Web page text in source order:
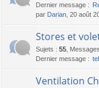
Dernier message :
par Darian , 20 août
Stores et
Sujets : 55 Messages
Dernier message :
Ventilation